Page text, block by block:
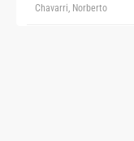
Chavarri, Norberto